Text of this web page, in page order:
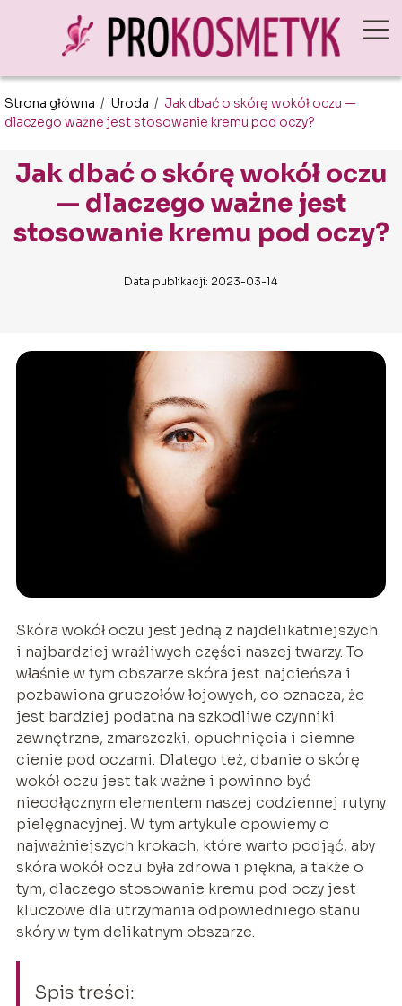
Strona główna / Uroda / Jak dbać o skórę wokół oczu —
dlaczego ważne jest stosowanie kremu pod oczy?
Jak dbać o skórę wokół oczu
— dlaczego ważne jest
stosowanie kremu pod oczy?
Data publikacji: 2023-03-14
Skóra wokół oczu jest jedną z najdelikatniejszych
i najbardziej wrażliwych części naszej twarzy. To
właśnie w tym obszarze skóra jest najcieńsza i
pozbawiona gruczołów łojowych, co oznacza, że
jest bardziej podatna na szkodliwe czynniki
zewnętrzne, zmarszczki, opuchnięcia i ciemne
cienie pod oczami. Dlatego też, dbanie o skórę
wokół oczu jest tak ważne i powinno być
nieodłącznym elementem naszej codziennej rutyny
pielęgnacyjnej. W tym artykule opowiemy o
najważniejszych krokach, które warto podjąć, aby
skóra wokół oczu była zdrowa i piękna, a także o
tym, dlaczego stosowanie kremu pod oczy jest
kluczowe dla utrzymania odpowiedniego stanu
skóry w tym delikatnym obszarze.
Spis treści: